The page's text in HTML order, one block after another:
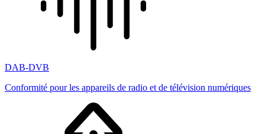
DAB-DVB
Conformité pour les appareils de radio et de télévision numériques